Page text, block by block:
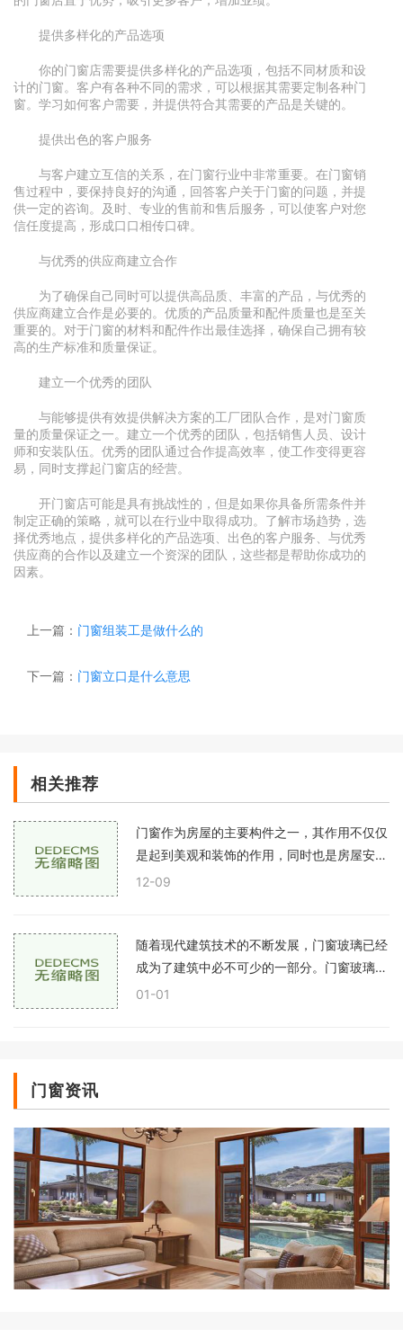
提供多样化的产品选项
你的门窗店需要提供多样化的产品选项，包括不同材质和设
计的门窗。客户有各种不同的需求，可以根据其需要定制各种门
窗。学习如何客户需要，并提供符合其需要的产品是关键的。
提供出色的客户服务
与客户建立互信的关系，在门窗行业中非常重要。在门窗销
售过程中，要保持良好的沟通，回答客户关于门窗的问题，并提
供一定的咨询。及时、专业的售前和售后服务，可以使客户对您
信任度提高，形成口口相传口碑。
与优秀的供应商建立合作
为了确保自己同时可以提供高品质、丰富的产品，与优秀的
供应商建立合作是必要的。优质的产品质量和配件质量也是至关
重要的。对于门窗的材料和配件作出最佳选择，确保自己拥有较
高的生产标准和质量保证。
建立一个优秀的团队
与能够提供有效提供解决方案的工厂团队合作，是对门窗质
量的质量保证之一。建立一个优秀的团队，包括销售人员、设计
师和安装队伍。优秀的团队通过合作提高效率，使工作变得更容
易，同时支撑起门窗店的经营。
开门窗店可能是具有挑战性的，但是如果你具备所需条件并
制定正确的策略，就可以在行业中取得成功。了解市场趋势，选
择优秀地点，提供多样化的产品选项、出色的客户服务、与优秀
供应商的合作以及建立一个资深的团队，这些都是帮助你成功的
因素。
上一篇： 门窗组装工是做什么的
下一篇： 门窗立口是什么意思
相关推荐
门窗作为房屋的主要构件之一，其作用不仅仅
是起到美观和装饰的作用，同时也是房屋安全
和隔离外部环境的重要组成部分。正确的门窗
12-09
随着现代建筑技术的不断发展，门窗玻璃已经
成为了建筑中必不可少的一部分。门窗玻璃的
安装时机是建筑中非常关键的一个环节，因为
01-01
门窗资讯